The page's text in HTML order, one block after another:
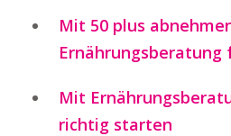
Mit 50 plus
Ernährungsberatung
Mit
richtig starten